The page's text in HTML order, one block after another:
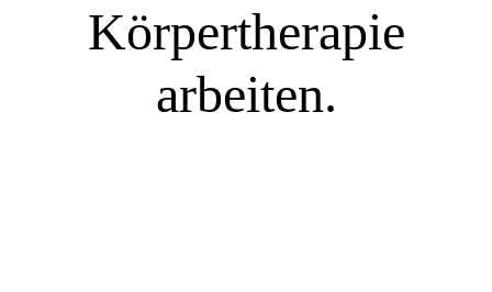
Körpertherapie
arbeiten.